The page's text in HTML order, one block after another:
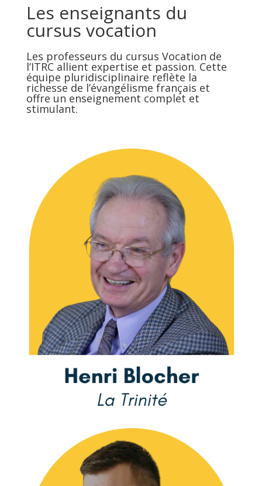
Les enseignants du
cursus vocation
Les professeurs du cursus Vocation de
l’ITRC allient expertise et passion. Cette
équipe pluridisciplinaire reflète la
richesse de l’évangélisme français et
offre un enseignement complet et
stimulant.